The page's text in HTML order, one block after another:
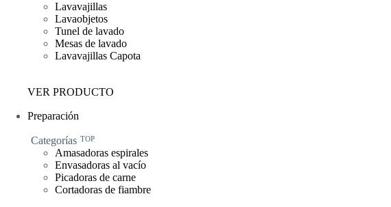
Lavavajillas
Lavaobjetos
Tunel de lavado
Mesas de lavado
Lavavajillas Capota
VER PRODUCTO
Preparación
Categorías TOP
Amasadoras espirales
Envasadoras al vacío
Picadoras de carne
Cortadoras de fiambre